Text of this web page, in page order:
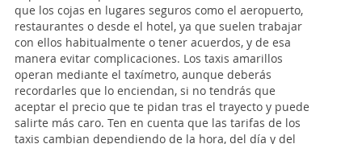
que los cojas en lugares seguros como el aeropuerto,
restaurantes o desde el hotel, ya que suelen trabajar
con ellos habitualmente o tener acuerdos, y de esa
manera evitar complicaciones. Los taxis amarillos
operan mediante el taxímetro, aunque deberás
recordarles que lo enciendan, si no tendrás que
aceptar el precio que te pidan tras el trayecto y puede
salirte más caro. Ten en cuenta que las tarifas de los
taxis cambian dependiendo de la hora, del día y del